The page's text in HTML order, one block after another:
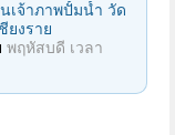
เจ้าภาพปั้มน้ำ วัด
ยงราย
พฤหัสบดี เวลา